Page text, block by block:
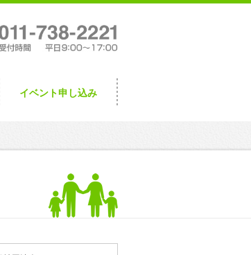
イベント申し込み